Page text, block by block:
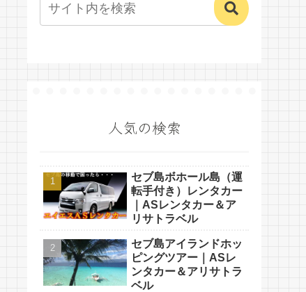
人気の検索
セブ島ボホール島（運
転手付き）レンタカー
｜ASレンタカー＆ア
リサトラベル
セブ島アイランドホッ
ピングツアー｜ASレ
ンタカー＆アリサトラ
ベル